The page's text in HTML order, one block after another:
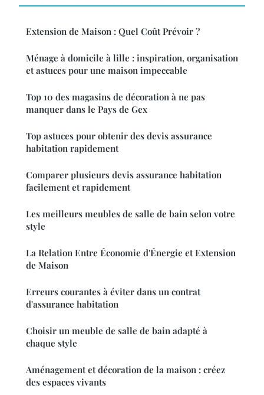
Extension de Maison : Quel Coût Prévoir ?
Ménage à domicile à lille : inspiration, organisation
et astuces pour une maison impeccable
Top 10 des magasins de décoration à ne pas
manquer dans le Pays de Gex
Top astuces pour obtenir des devis assurance
habitation rapidement
Comparer plusieurs devis assurance habitation
facilement et rapidement
Les meilleurs meubles de salle de bain selon votre
style
La Relation Entre Économie d'Énergie et Extension
de Maison
Erreurs courantes à éviter dans un contrat
d'assurance habitation
Choisir un meuble de salle de bain adapté à
chaque style
Aménagement et décoration de la maison : créez
des espaces vivants